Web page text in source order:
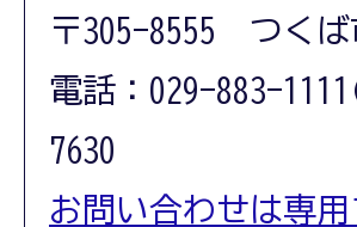
〒305-8555 つくば
電話：029-883-
7630
お問い合わせは専